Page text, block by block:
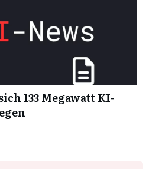
133 Megawatt KI-